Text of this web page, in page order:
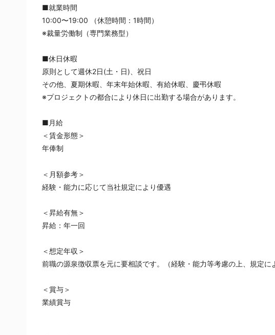
■就業時間
10:00〜19:00 （休憩時間：1時間）
※裁量労働制（専門業務型）
■休日休暇
原則として週休2日(土・日)、祝日
その他、夏期休暇、年末年始休暇、有給休暇、慶弔休暇
※プロジェクトの都合により休日に出勤する場合があります。
■月給
＜賃金形態＞
年俸制
＜月額参考＞
経験・能力に応じて当社規定により優遇
＜昇給有無＞
昇給：年一回
＜想定年収＞
前職の源泉徴収票を元に要相談です。（経験・能力等考慮の上、規定に
＜賞与＞
業績賞与